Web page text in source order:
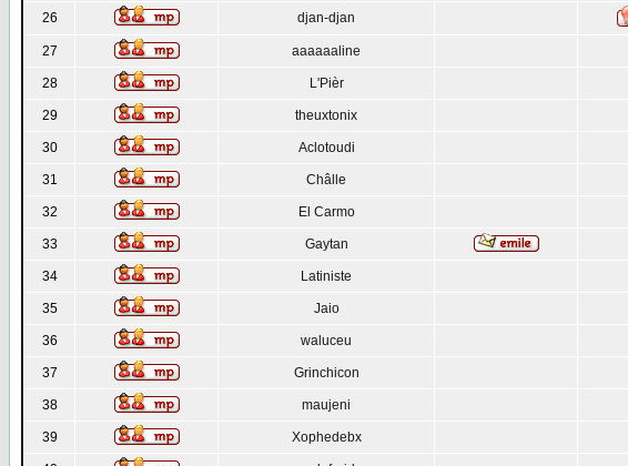
26 djan-djan
27 aaaaaaline
28 L'Pièr
29 theuxtonix
30 Aclotoudi
31 Châlle
32 El Carmo
33 Gaytan
34 Latiniste
35 Jaio
36 waluceu
37 Grinchicon
38 maujeni
39 Xophedebx